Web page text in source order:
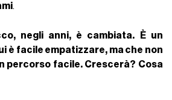
.
negli anni, è cambiata. È un
è facile empatizzare, ma che non
percorso facile. Crescerà? Cosa